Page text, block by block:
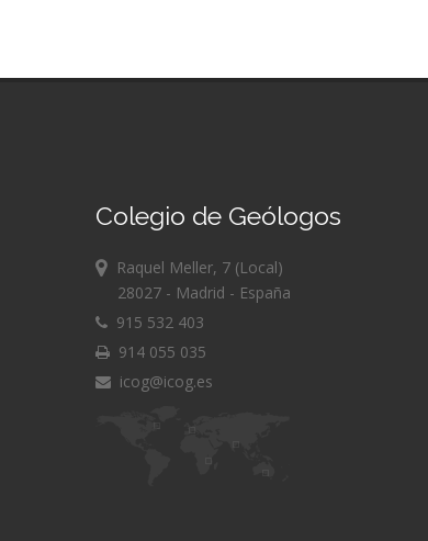
Colegio de Geólogos
Raquel Meller, 7 (Local)
28027 - Madrid - España
915 532 403
914 055 035
icog@icog.es